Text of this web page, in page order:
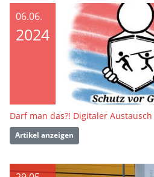
06.06.
2024
Darf man das?! Digitaler
Artikel anzeigen